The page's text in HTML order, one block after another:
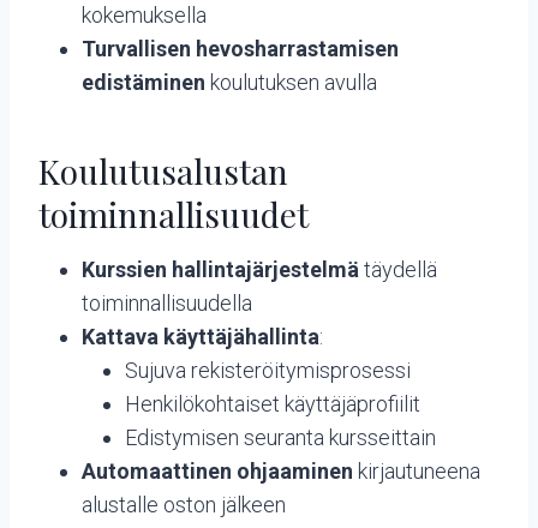
kokemuksella
Turvallisen hevosharrastamisen
edistäminen koulutuksen avulla
Koulutusalustan
toiminnallisuudet
Kurssien hallintajärjestelmä täydellä
toiminnallisuudella
Kattava käyttäjähallinta:
Sujuva rekisteröitymisprosessi
Henkilökohtaiset käyttäjäprofiilit
Edistymisen seuranta kursseittain
Automaattinen ohjaaminen kirjautuneena
alustalle oston jälkeen